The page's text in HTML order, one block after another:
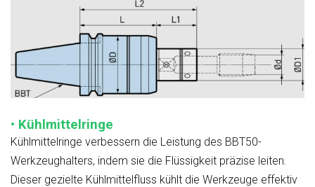
• Kühlmittelringe
Kühlmittelringe verbessern die Leistung des BBT50-
Werkzeughalters, indem sie die Flüssigkeit präzise leiten.
Dieser gezielte Kühlmittelfluss kühlt die Werkzeuge effektiv